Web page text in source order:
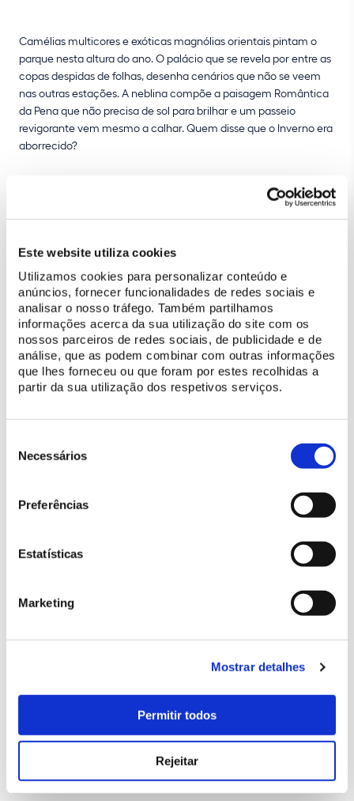
Este website utiliza cookies
Utilizamos cookies para personalizar conteúdo e
anúncios, fornecer funcionalidades de redes sociais e
analisar o nosso tráfego. Também partilhamos
informações acerca da sua utilização do site com os
nossos parceiros de redes sociais, de publicidade e de
análise, que as podem combinar com outras informações
que lhes forneceu ou que foram por estes recolhidas a
partir da sua utilização dos respetivos serviços.
Necessários
Preferências
Estatísticas
Marketing
Mostrar detalhes
Permitir todos
Rejeitar
Camélias multicores e exóticas magnólias orientais pintam o
parque nesta altura do ano. O palácio que se revela por entre as
copas despidas de folhas, desenha cenários que não se veem
nas outras estações. A neblina compõe a paisagem Romântica
da Pena que não precisa de sol para brilhar e um passeio
revigorante vem mesmo a calhar. Quem disse que o Inverno era
aborrecido?
Acessibilidades
Percurso não acessível.
Datas
10 €
Idiomas disponíveis: Português